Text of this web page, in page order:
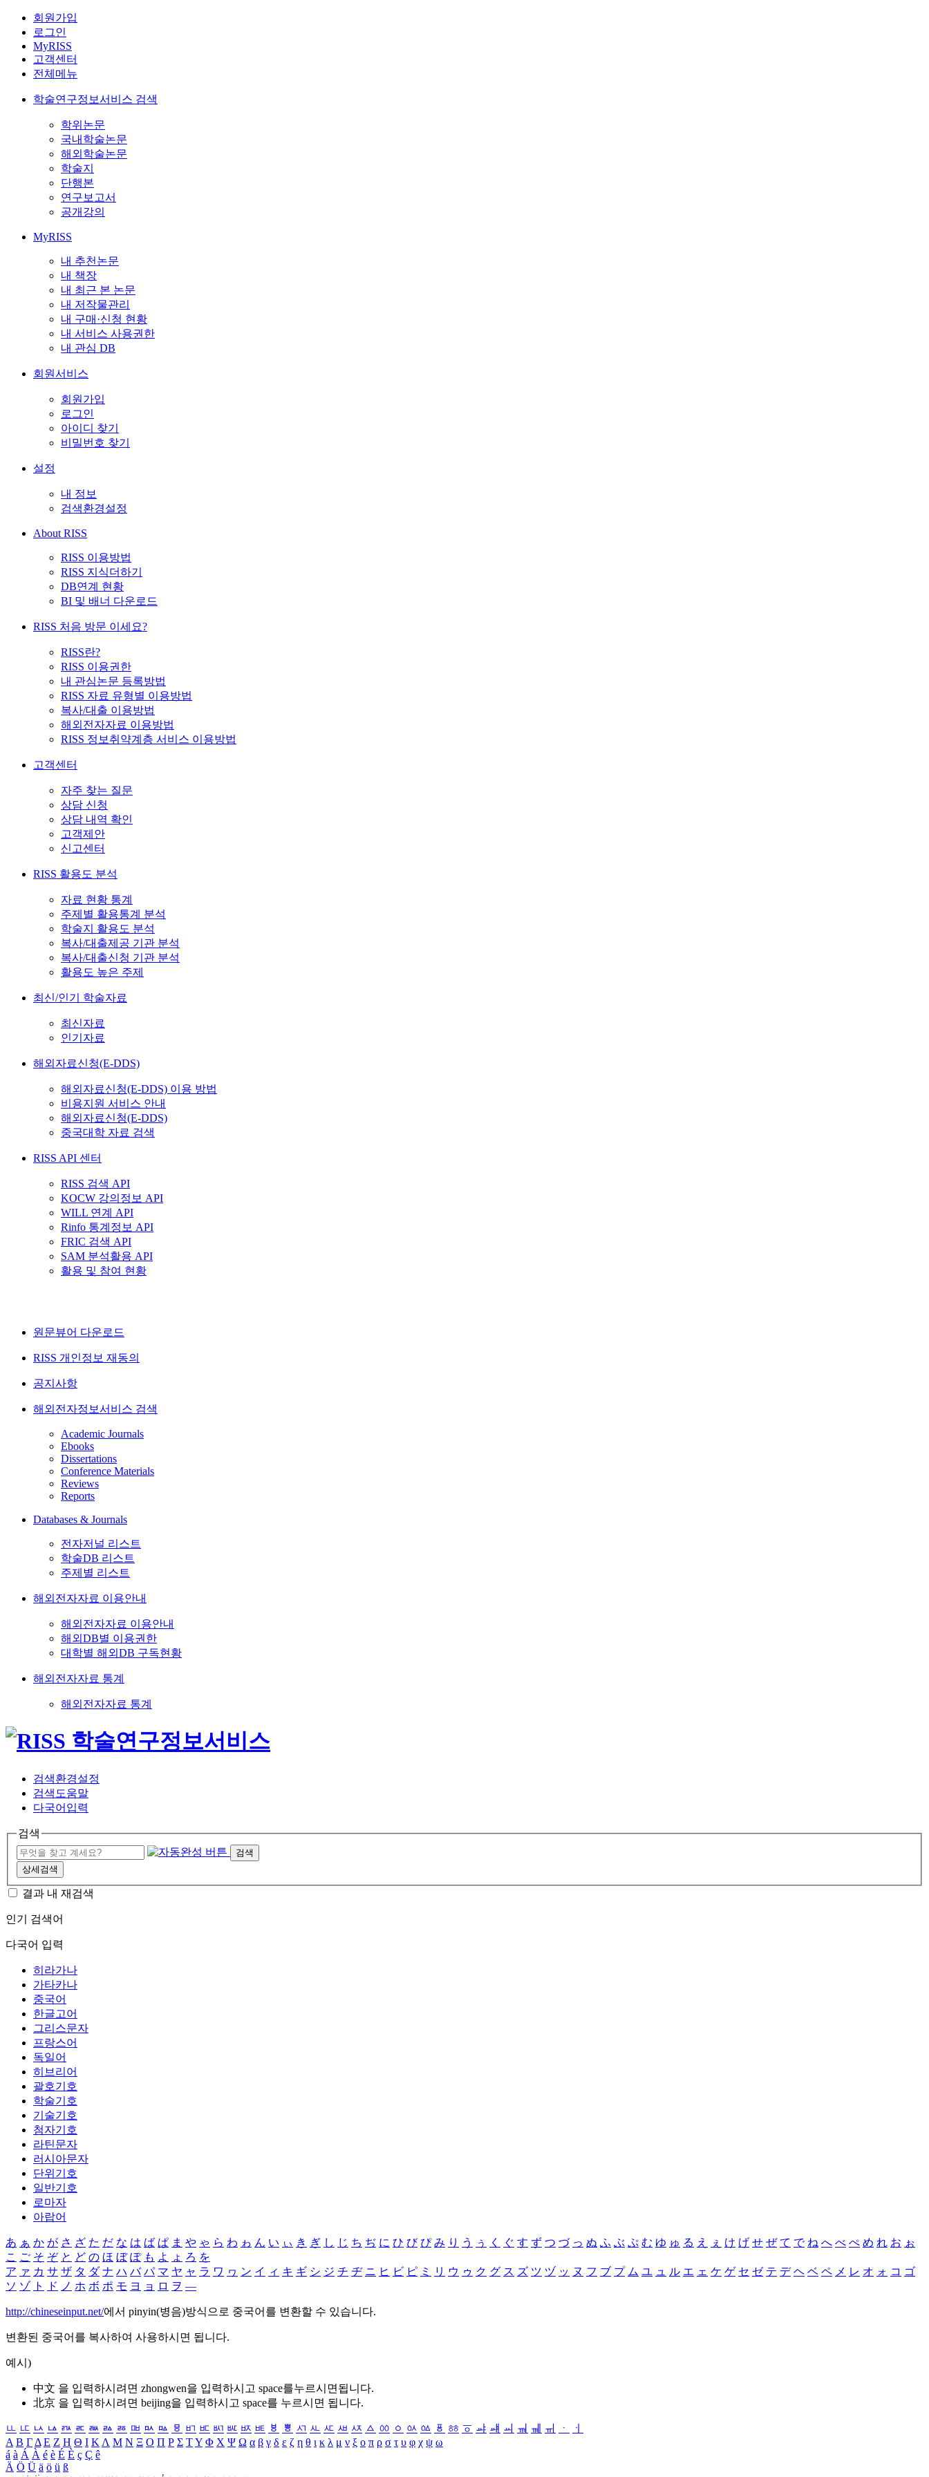
회원가입
로그인
MyRISS
고객센터
전체메뉴
학술연구정보서비스 검색
학위논문
국내학술논문
해외학술논문
학술지
단행본
연구보고서
공개강의
MyRISS
내 추천논문
내 책장
내 최근 본 논문
내 저작물관리
내 구매·신청 현황
내 서비스 사용권한
내 관심 DB
회원서비스
회원가입
로그인
아이디 찾기
비밀번호 찾기
설정
내 정보
검색환경설정
About RISS
RISS 이용방법
RISS 지식더하기
DB연계 현황
BI 및 배너 다운로드
RISS 처음 방문 이세요?
RISS란?
RISS 이용권한
내 관심논문 등록방법
RISS 자료 유형별 이용방법
복사/대출 이용방법
해외전자자료 이용방법
RISS 정보취약계층 서비스 이용방법
고객센터
자주 찾는 질문
상담 신청
상담 내역 확인
고객제안
신고센터
RISS 활용도 분석
자료 현황 통계
주제별 활용통계 분석
학술지 활용도 분석
복사/대출제공 기관 분석
복사/대출신청 기관 분석
활용도 높은 주제
최신/인기 학술자료
최신자료
인기자료
해외자료신청(E-DDS)
해외자료신청(E-DDS) 이용 방법
비용지원 서비스 안내
해외자료신청(E-DDS)
중국대학 자료 검색
RISS API 센터
RISS 검색 API
KOCW 강의정보 API
WILL 연계 API
Rinfo 통계정보 API
FRIC 검색 API
SAM 분석활용 API
활용 및 참여 현황
원문뷰어 다운로드
RISS 개인정보 재동의
공지사항
해외전자정보서비스 검색
Academic Journals
Ebooks
Dissertations
Conference Materials
Reviews
Reports
Databases & Journals
전자저널 리스트
학술DB 리스트
주제별 리스트
해외전자자료 이용안내
해외전자자료 이용안내
해외DB별 이용권한
대학별 해외DB 구독현황
해외전자자료 통계
해외전자자료 통계
검색환경설정
검색도움말
다국어입력
검색
검색
상세검색
결과 내 재검색
인기 검색어
다국어 입력
히라가나
가타카나
중국어
한글고어
그리스문자
프랑스어
독일어
히브리어
괄호기호
학술기호
기술기호
첨자기호
라틴문자
러시아문자
단위기호
일반기호
로마자
아랍어
あ ぁ か が さ ざ た だ な は ば ぱ ま や ゃ ら わ ゎ ん い ぃ き ぎ し じ ち ぢ に ひ び ぴ み り う ぅ く ぐ す ず つ づ っ ぬ ふ ぶ ぷ む ゆ ゅ る え ぇ け げ せ ぜ て で ね へ べ ぺ め れ お ぉ
こ ご そ ぞ と ど の ほ ぼ ぽ も よ ょ ろ を
ア ァ カ サ ザ タ ダ ナ ハ バ パ マ ヤ ャ ラ ワ ヮ ン イ ィ キ ギ シ ジ チ ヂ ニ ヒ ビ ピ ミ リ ウ ゥ ク グ ス ズ ツ ヅ ッ ヌ フ ブ プ ム ユ ュ ル エ ェ ケ ゲ セ ゼ テ デ ヘ ベ ペ メ レ オ ォ コ ゴ
ソ ゾ ト ド ノ ホ ボ ポ モ ヨ ョ ロ ヲ ―
http://chineseinput.net/에서 pinyin(병음)방식으로 중국어를 변환할 수 있습니다.
변환된 중국어를 복사하여 사용하시면 됩니다.
예시)
中文 을 입력하시려면 zhongwen을 입력하시고 space를누르시면됩니다.
北京 을 입력하시려면 beijing을 입력하시고 space를 누르시면 됩니다.
ㅥ ㅦ ㅧ ㅨ ㅩ ㅪ ㅫ ㅬ ㅭ ㅮ ㅯ ㅰ ㅱ ㅲ ㅳ ㅴ ㅵ ㅶ ㅷ ㅸ ㅹ ㅺ ㅻ ㅼ ㅽ ㅾ ㅿ ㆀ ㆁ ㆂ ㆃ ㆄ ㆅ ㆆ ㆇ ㆈ ㆉ ㆊ ㆋ ㆌ ㆍ
ㆎ
Α Β ΓΔ Ε Ζ Η Θ Ι ΚΛ Μ Ν Ξ Ο Π Ρ Σ ΤΥ Φ Χ Ψ Ω α β γ δ ε ζ η θ ι κ λ μ ν ξ ο π ρ σ τ υ φ χ ψ ω
á à Á À é è É È ç Ç ê
Ä Ö Ü ä ö ü ß